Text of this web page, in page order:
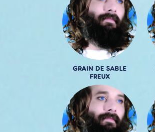
GRAIN DE SABLE
FREUX